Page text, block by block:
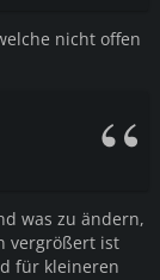
nicht offen
was zu ändern,
vergrößert ist
für kleineren